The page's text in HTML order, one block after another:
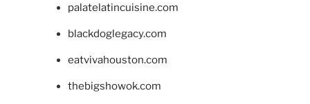
palatelatincuisine.com
blackdoglegacy.com
eatvivahouston.com
thebigshowok.com